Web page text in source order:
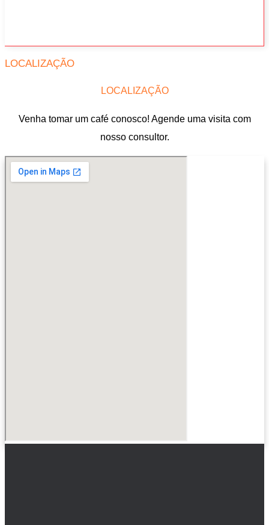
LOCALIZAÇÃO
LOCALIZAÇÃO
Venha tomar um café conosco! Agende uma visita com
nosso consultor.